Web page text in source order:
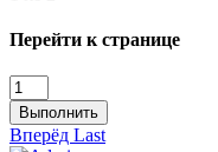
Перейти к странице
Выполнить
Вперёд Last